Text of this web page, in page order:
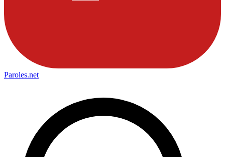
Paroles.net